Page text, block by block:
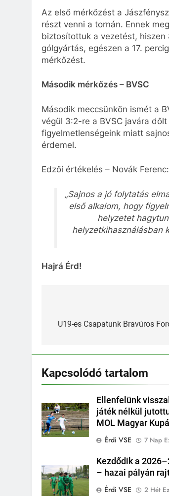
Az első mérkőzést a
részt venni a tornán. Ennek
biztosítottuk a vezetést,
gólgyártás, egészen a 17.
mérkőzést.
Második mérkőzés – BVSC
Második meccsünkön ismét a
végül 3:2-re a BVSC javára
figyelmetlenségeink miatt
érdemel.
Edzői értékelés – Novák Ferenc:
„Sajnos a jó folytatás
első alkalom, hogy
helyzetet
helyzetkihasználásban
Hajrá Érd!
navigáció
U19-es Csapatunk Bravúros
Kapcsolódó tartalom
Ellenfelünk
játék nélkül
MOL Magyar
Érdi VSE
7 Nap
Kezdődik a
– hazai pályán
Érdi VSE
2 Hét